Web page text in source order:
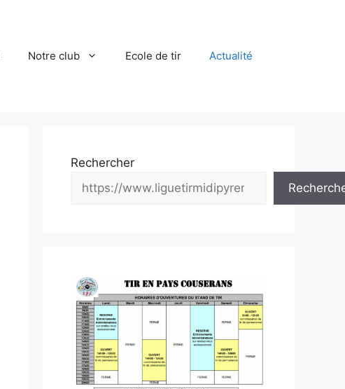
Notre club Ecole de tir Actualité
Rechercher